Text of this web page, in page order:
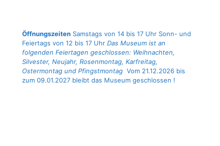
Öffnungszeiten Samstags von 14 bis 17 Uhr Sonn- und
Feiertags von 12 bis 17 Uhr Das Museum ist an
folgenden Feiertagen geschlossen: Weihnachten,
Silvester, Neujahr, Rosenmontag, Karfreitag,
Ostermontag und Pfingstmontag Vom 21.12.2026 bis
zum 09.01.2027 bleibt das Museum geschlossen !